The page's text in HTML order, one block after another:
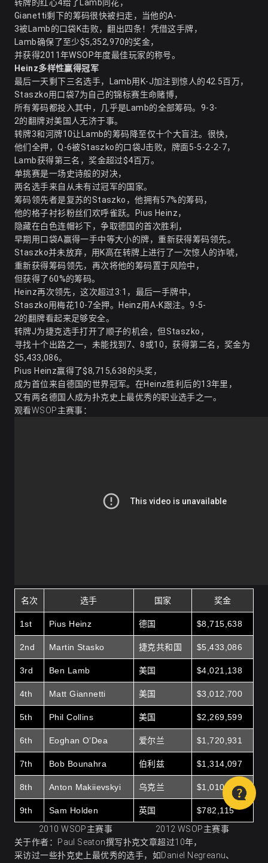
转牌的红心4给了Lamb同花，
Gianetti剩下的筹码很快被扫走，当他的A-
3被Lamb的口袋K击败，翻出四条！凭借这手牌，
Lamb确保了至少$5,352,970的奖金，
并获得2011年WSOP年度最佳玩家的称号。
Heinz多样性赢得冠军
最后一天剩下三名选手，Lamb用K-J加注到惊人的42.5百万，
Staszko用口袋7为自己的锦标赛生命赌博，
所有筹码都投入其中，几乎是Lamb的全部筹码。9-3-
2的翻牌对美国人无济于事。
转牌3和河牌10让Lamb的筹码降至仅十个大盲注。很快，
他们全押，Q-6被Staszko的口袋J击败，牌面5-5-2-2-7，
Lamb获得第三名，奖金超过$4百万。
单挑赛是一场史诗般的对决，
两名选手来自从未有过冠军的国家。
筹码领先者是复苏的Staszko，他拥有57%的筹码，
他的格子衬衫粉丝们欢呼雀跃。Pius Heinz，
隐藏在白色连帽衫下，争取德国的首次胜利，
早期用口袋A赢得一手中等大小的牌，重新获得筹码领先。
Staszko并未放弃，用K高在转牌上进行了一次惊人的诈唬，
重新获得筹码领先，再次将他的筹码置于风险中，
但获得了60%的筹码。
Heinz再次领先，这次超过3:1，最后一手牌中，
Staszko用梅花10-7全押。Heinz用A-K跟注。9-5-
2的翻牌看起来足够安全。
转牌J为捷克选手打开了顺子的机会，但Staszko，
寻找十个出路之一，未能找到7、8或10，获得第二名，奖金为
$5,433,086。
Pius Heinz赢得了$8,715,638的头奖，
成为首位来自德国的世界冠军。在Heinz胜利后的13年里，
又有两名德国人成为扑克史上最优秀的职业选手之一。
观看WSOP主赛事：
名次 选手 国家 奖金
1st Pius Heinz 德国 $8,715,638
2nd Martin Stasko 捷克共和国 $5,433,086
3rd Ben Lamb 美国 $4,021,138
4th Matt Giannetti 美国 $3,012,700
5th Phil Collins 美国 $2,269,599
6th Eoghan O’Dea 爱尔兰 $1,720,931
7th Bob Bounahra 伯利兹 $1,314,097
8th Anton Makiievskyi 乌克兰 $1,010,015
9th Sam Holden 英国
$782,115
2010 WSOP主赛事 2012 WSOP主赛事
关于作者：Paul Seaton撰写扑克文章超过10年，
采访过一些扑克史上最优秀的选手，如Daniel Negreanu、